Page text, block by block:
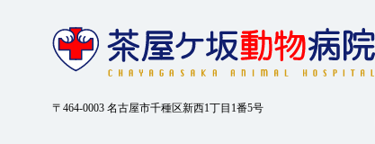
〒464-0003 名古屋市千種区新西1丁目1番5号